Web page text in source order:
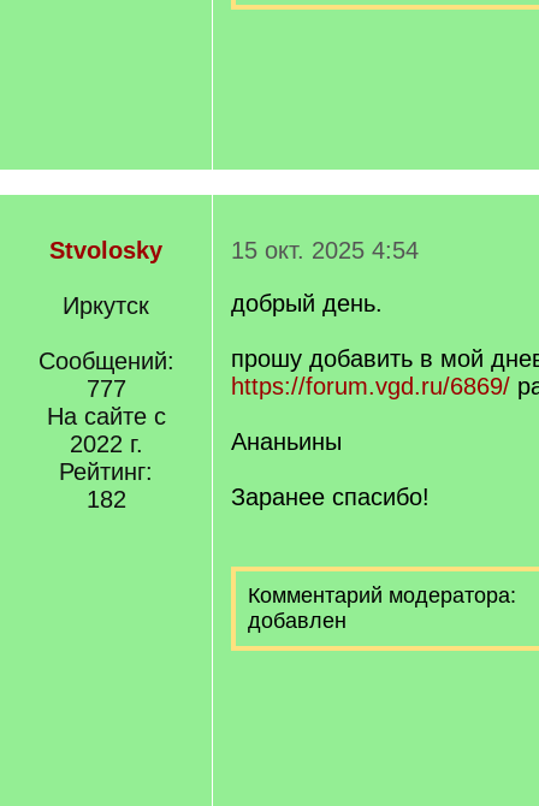
Stvolosky
Иркутск
Сообщений:
777
На сайте с
2022 г.
Рейтинг:
182
15 окт. 2025 4:54
добрый день.
прошу добавить в мой
https://forum.vgd.ru/6869/
Ананьины
Заранее спасибо!
Комментарий модератора:
добавлен